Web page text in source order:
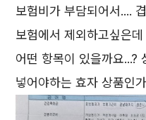
보험비가 부담되어서....
보험에서 제외하고싶은데
어떤 항목이 있을까요...?
넣어야하는 효자 상품인